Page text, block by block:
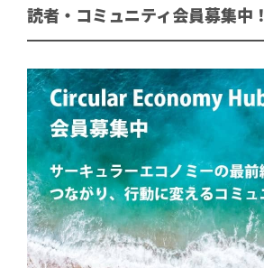
読者・コミュニティ会員募集中！